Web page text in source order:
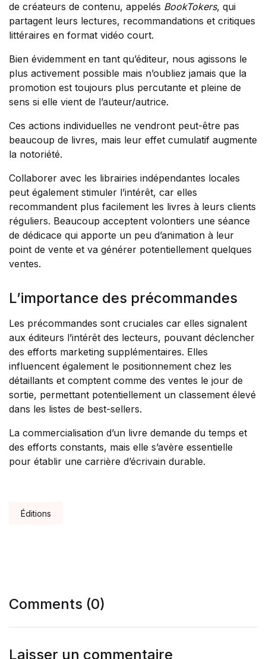
de créateurs de contenu, appelés BookTokers, qui
partagent leurs lectures, recommandations et critiques
littéraires en format vidéo court.
Bien évidemment en tant qu’éditeur, nous agissons le
plus activement possible mais n’oubliez jamais que la
promotion est toujours plus percutante et pleine de
sens si elle vient de l’auteur/autrice.
Ces actions individuelles ne vendront peut-être pas
beaucoup de livres, mais leur effet cumulatif augmente
la notoriété.
Collaborer avec les librairies indépendantes locales
peut également stimuler l’intérêt, car elles
recommandent plus facilement les livres à leurs clients
réguliers. Beaucoup acceptent volontiers une séance
de dédicace qui apporte un peu d’animation à leur
point de vente et va générer potentiellement quelques
ventes.
L’importance des précommandes
Les précommandes sont cruciales car elles signalent
aux éditeurs l’intérêt des lecteurs, pouvant déclencher
des efforts marketing supplémentaires. Elles
influencent également le positionnement chez les
détaillants et comptent comme des ventes le jour de
sortie, permettant potentiellement un classement élevé
dans les listes de best-sellers.
La commercialisation d’un livre demande du temps et
des efforts constants, mais elle s’avère essentielle
pour établir une carrière d’écrivain durable.
Tags:
Éditions
Comments (0)
Laisser un commentaire